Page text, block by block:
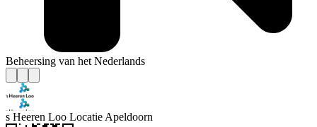
Beheersing van het Nederlands
s Heeren Loo Locatie Apeldoorn